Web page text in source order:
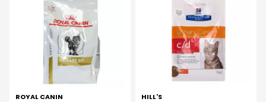
ROYAL CANIN
HILL'S